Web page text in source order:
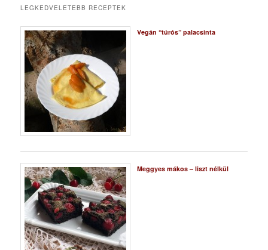
LEGKEDVELETEBB RECEPTEK
Vegán “túrós” palacsinta
Meggyes mákos – liszt nélkül